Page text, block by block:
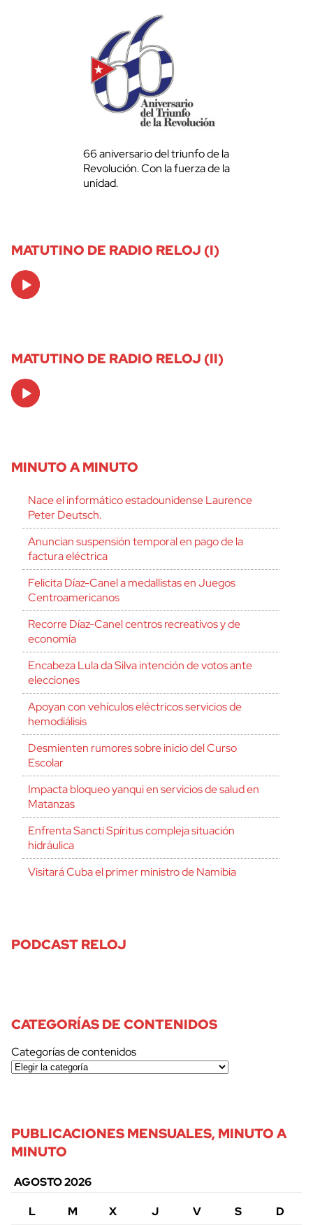
66 aniversario del triunfo de la
Revolución. Con la fuerza de la
unidad.
MATUTINO DE RADIO RELOJ (I)
Audio
Player
MATUTINO DE RADIO RELOJ (II)
Audio
Player
MINUTO A MINUTO
Nace el informático estadounidense Laurence
Peter Deutsch.
Anuncian suspensión temporal en pago de la
factura eléctrica
Felicita Díaz-Canel a medallistas en Juegos
Centroamericanos
Recorre Díaz-Canel centros recreativos y de
economía
Encabeza Lula da Silva intención de votos ante
elecciones
Apoyan con vehículos eléctricos servicios de
hemodiálisis
Desmienten rumores sobre inicio del Curso
Escolar
Impacta bloqueo yanqui en servicios de salud en
Matanzas
Enfrenta Sancti Spíritus compleja situación
hidráulica
Visitará Cuba el primer ministro de Namibia
PODCAST RELOJ
CATEGORÍAS DE CONTENIDOS
Categorías de contenidos
PUBLICACIONES MENSUALES, MINUTO A
MINUTO
AGOSTO 2026
L
M X J V S D